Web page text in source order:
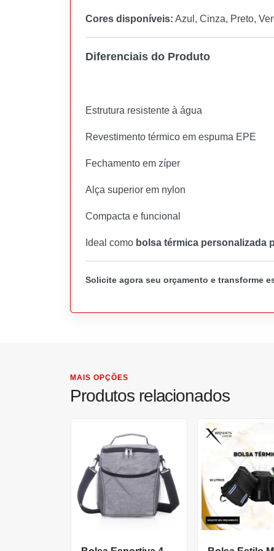
Cores disponíveis: Azul, Cinza, Preto,
Diferenciais do Produto
Estrutura resistente à água
Revestimento térmico em espuma EPE
Fechamento em zíper
Alça superior em nylon
Compacta e funcional
Ideal como bolsa térmica personalizada
Solicite agora seu orçamento e transforme
MAIS OPÇÕES
Produtos relacionados